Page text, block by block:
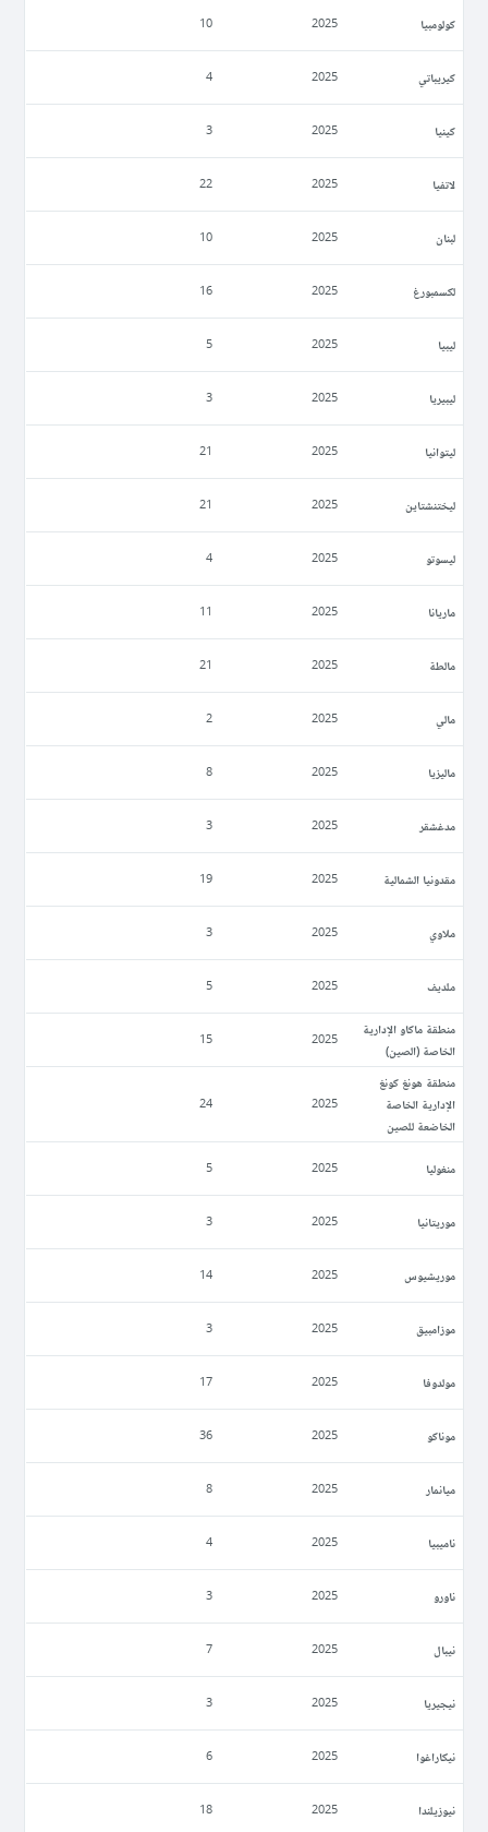
كولومبيا 2025
10
كيريباتي 2025
4
كينيا 2025
3
لاتفيا 2025
22
لبنان 2025
10
لكسمبورغ 2025
16
ليبيا 2025
5
ليبيريا 2025
3
ليتوانيا 2025
21
ليختنشتاين 2025
21
ليسوتو 2025
4
ماريانا 2025
11
مالطة 2025
21
مالي 2025
2
ماليزيا 2025
8
مدغشقر 2025
3
مقدونيا الشمالية 2025
19
ملاوي 2025
3
ملديف 2025
5
منطقة ماكاو الإدارية
الخاصة (الصين)
2025
15
منطقة هونغ كونغ
الإدارية الخاصة
الخاضعة للصين
2025
24
منغوليا 2025
5
موريتانيا 2025
3
موريشيوس 2025
14
موزامبيق 2025
3
مولدوفا 2025
17
موناكو 2025
36
ميانمار 2025
8
ناميبيا 2025
4
ناورو 2025
3
نيبال 2025
7
نيجيريا 2025
3
نيكاراغوا 2025
6
نيوزيلندا 2025
18